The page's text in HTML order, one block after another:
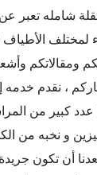
شامله تعبر
لمختلف
ومقالاتكم
، نقدم خدمه
عدد كبير من
و نخبه من
أن تكون